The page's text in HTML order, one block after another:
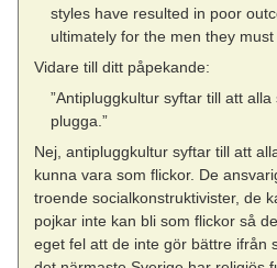
styles have resulted in poor
ultimately for the men they must
Vidare till ditt påpekande:
”Antipluggkultur syftar till att
plugga.”
Nej, antipluggkultur syftar till att
kunna vara som flickor. De
troende socialkonstruktivister, de
pojkar inte kan bli som flickor så
eget fel att de inte gör bättre ifrån